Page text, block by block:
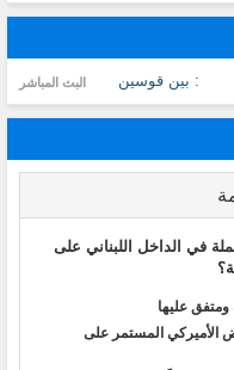
: بين قوسين البث المباشر
في الداخل اللبناني على
ومتفق عليها
الأميركي المستمر على